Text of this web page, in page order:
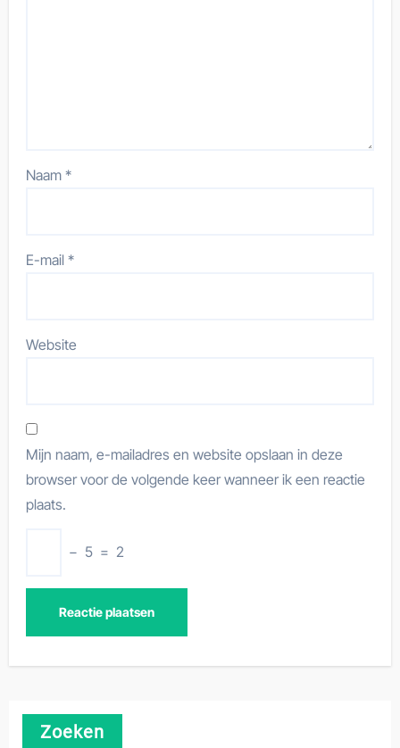
Naam*
E-mail*
Website
Mijn naam, e-mailadres en website opslaan in deze
browser voor de volgende keer wanneer ik een reactie
plaats.
− 5 = 2
Zoeken